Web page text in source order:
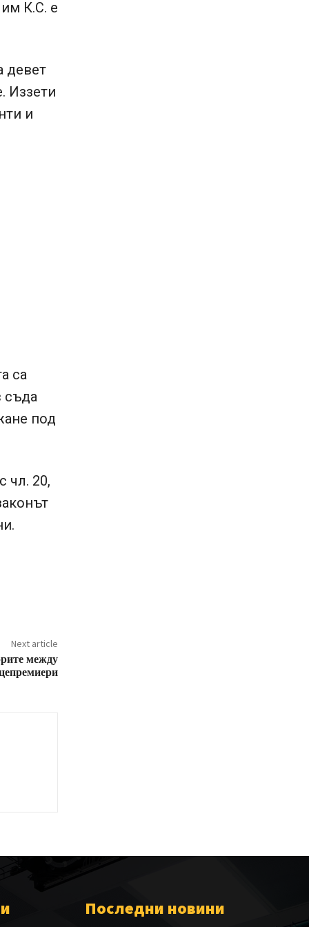
К.С. е
девет
Иззети
и
са
съда
под
чл. 20,
Next article
между
Последни новини